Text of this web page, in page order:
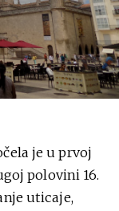
je u prvoj
polovini 16.
uticaje,